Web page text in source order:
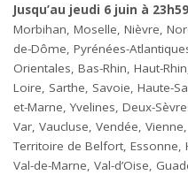
Jusqu’au jeudi 6 juin à
Morbihan, Moselle, Nièvre,
de-Dôme, Pyrénées-
Orientales, Bas-Rhin, Haut-
Loire, Sarthe, Savoie, Haute-
et-Marne, Yvelines, Deux-
Var, Vaucluse, Vendée,
Territoire de Belfort, Essonne,
Val-de-Marne, Val-d’Oise,